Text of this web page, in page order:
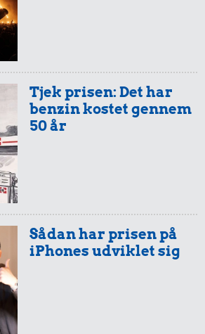
Biografbillet
45 kr.
24 kr.
Syltetøj
Tjek prisen: Det har
benzin kostet gennem
50 år
Sådan har prisen på
iPhones udviklet sig